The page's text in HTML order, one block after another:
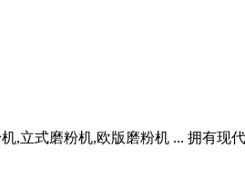
,立式磨粉机,欧版磨粉机 ... 拥有现